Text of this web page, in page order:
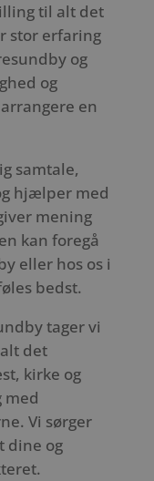
til alt det
stor erfaring
og
og
en
samtale,
hjælper med
mening
kan foregå
eller hos os i
bedst.
tager vi
det
kirke og
Vi sørger
dine og